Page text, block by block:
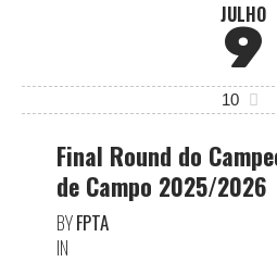
JULHO
9
10
Final Round do
de Campo 2025/2026
BYFPTA
IN